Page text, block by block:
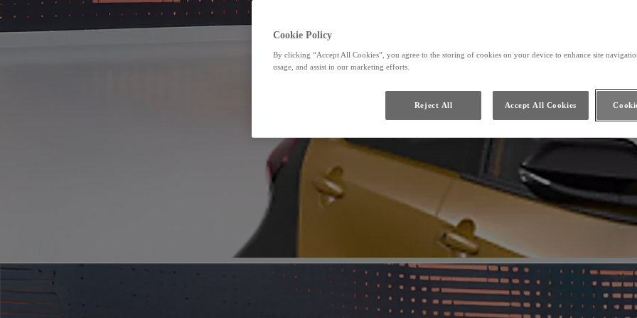
Cookie Policy
By clicking “Accept All Cookies”, you agree to the storing of cookies on your device to enhance site
usage, and assist in our marketing efforts.
Reject All Accept All Cookies